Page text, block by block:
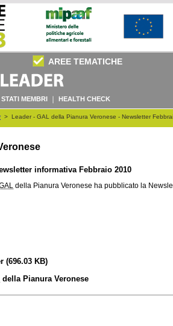
AREE TEMATICHE
MEMBRI HEALTH CHECK
> Leader - GAL della Pianura Veronese - Newsletter
informativa Febbraio 2010
della Pianura Veronese ha pubblicato la
(696.03 KB)
della Pianura Veronese